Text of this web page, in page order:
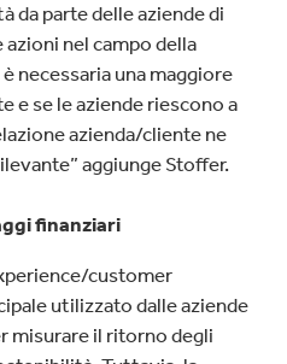
da parte delle aziende di
nel campo della
necessaria una maggiore
e se le aziende riescono a
azienda/cliente ne
aggiunge Stoffer.
finanziari
customer
utilizzato dalle aziende
misurare il ritorno degli